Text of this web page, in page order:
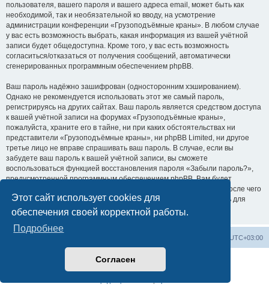
Этот сайт использует cookies для
обеспечения своей корректной работы.
Подробнее
Согласен
пользователя, вашего пароля и вашего адреса email, может быть как
необходимой, так и необязательной ко вводу, на усмотрение
администрации конференции «Грузоподъёмные краны». В любом случае
у вас есть возможность выбрать, какая информация из вашей учётной
записи будет общедоступна. Кроме того, у вас есть возможность
согласиться/отказаться от получения сообщений, автоматически
сгенерированных программным обеспечением phpBB.
Ваш пароль надёжно зашифрован (односторонним хэшированием).
Однако не рекомендуется использовать этот же самый пароль,
регистрируясь на других сайтах. Ваш пароль является средством доступа
к вашей учётной записи на форумах «Грузоподъёмные краны»,
пожалуйста, храните его в тайне, ни при каких обстоятельствах ни
представители «Грузоподъёмные краны», ни phpBB Limited, ни другое
третье лицо не вправе спрашивать ваш пароль. В случае, если вы
забудете ваш пароль к вашей учётной записи, вы сможете
воспользоваться функцией восстановления пароля «Забыли пароль?»,
предусмотренной программным обеспечением phpBB. Вам будет
необходимо ввести ваше имя пользователя и ваш адрес email, после чего
программное обеспечение phpBB сгенерирует вам новый пароль для
вашей учётной записи.
UTC+03:00
Создано на основеphpBB® Forum Software © phpBB Limited
Русская поддержка phpBB